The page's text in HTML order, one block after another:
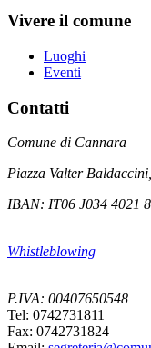
Vivere il comune
Luoghi
Eventi
Contatti
Comune di Cannara
Piazza Valter
IBAN: IT06 J034 4021
Whistleblowing
P.IVA: 00407650548
Tel: 0742731811
Fax: 0742731824